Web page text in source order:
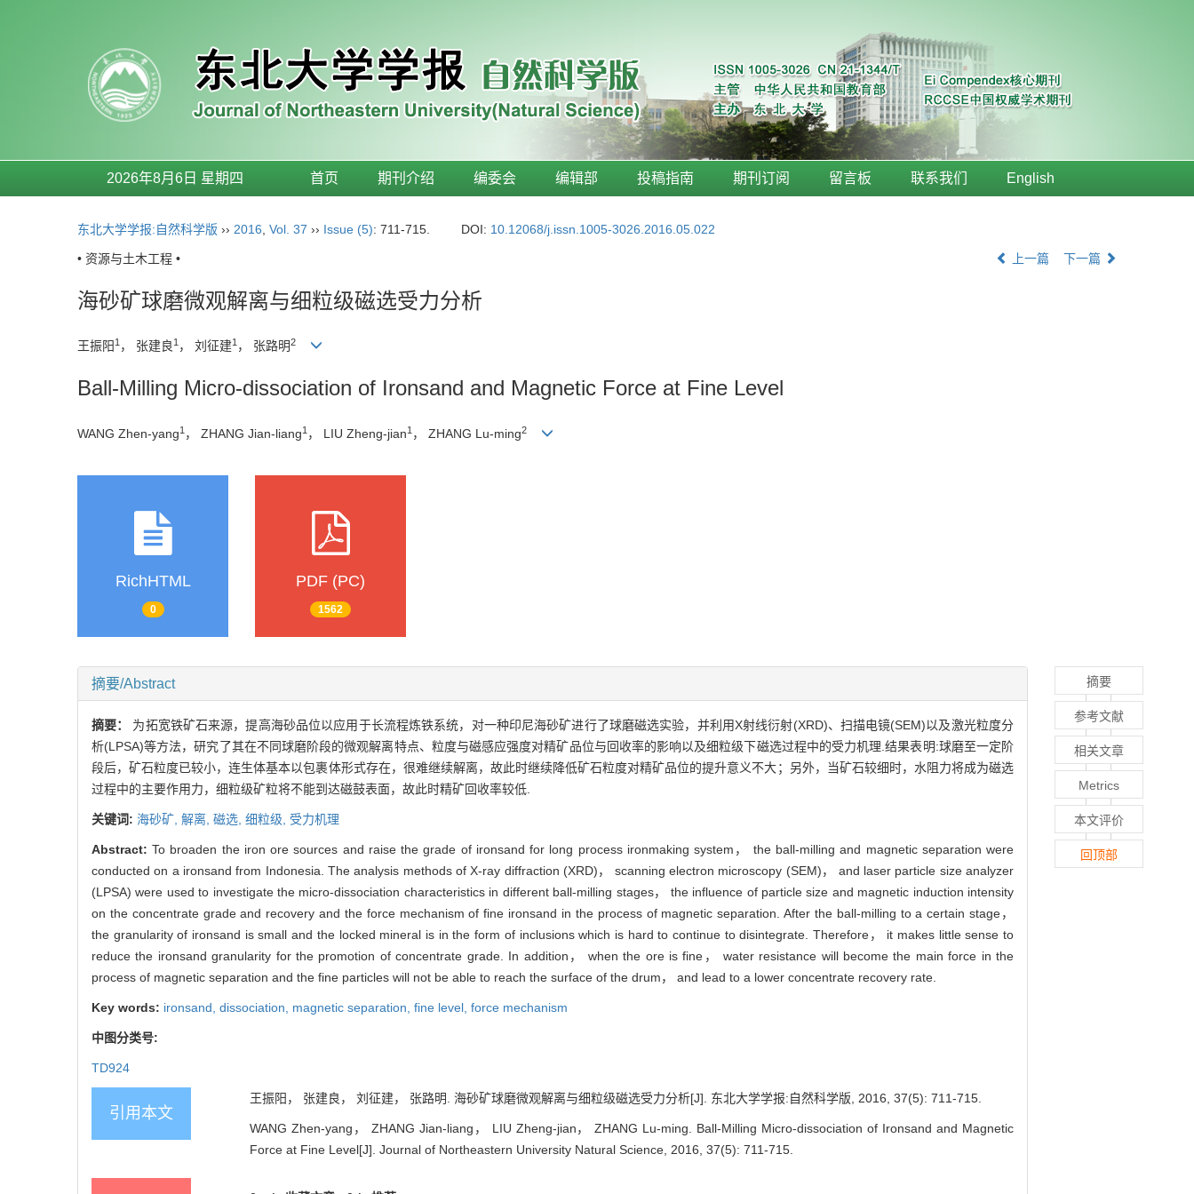
2026年8月6日 星期四 首页 期刊介绍 编委会 编辑部 投稿指南 期刊订阅 留言板 联系我们 English
东北大学学报:自然科学版 ›› 2016 Vol. 37 ›› Issue (5): 711-715. DOI: 10.12068/j.issn.1005-3026.2016.05.022
• 资源与土木工程 • 上一篇 下一篇
海砂矿球磨微观解离与细粒级磁选受力分析
王振阳 1 ， 张建良1 ， 刘征建1 ， 张路明2
Ball-Milling Micro-dissociation of Ironsand and Magnetic Force at Fine Level
WANG Zhen-yang1 ， ZHANG Jian-liang1 ， LIU Zheng-jian1 ， ZHANG Lu-ming2
RichHTML
0
PDF (PC)
1562
摘要/Abstract
摘要： 为拓宽铁矿石来源，提高海砂品位以应用于长流程炼铁系统，对一种印尼海砂矿进行了球磨磁选实验，并利用X射线衍射(XRD)、扫描电镜(SEM)以及激光粒度分
析(LPSA)等方法，研究了其在不同球磨阶段的微观解离特点、粒度与磁感应强度对精矿品位与回收率的影响以及细粒级下磁选过程中的受力机理.结果表明:球磨至一定阶
段后，矿石粒度已较小，连生体基本以包裹体形式存在，很难继续解离，故此时继续降低矿石粒度对精矿品位的提升意义不大；另外，当矿石较细时，水阻力将成为磁选
过程中的主要作用力，细粒级矿粒将不能到达磁鼓表面，故此时精矿回收率较低.
关键词: 海砂矿, 解离, 磁选, 细粒级, 受力机理
Abstract:To broaden the iron ore sources and raise the grade of ironsand for long process ironmaking system， the ball-milling and magnetic separation were
conducted on a ironsand from Indonesia. The analysis methods of X-ray diffraction (XRD)， scanning electron microscopy (SEM)， and laser particle size analyzer
(LPSA) were used to investigate the micro-dissociation characteristics in different ball-milling stages， the influence of particle size and magnetic induction intensity
on the concentrate grade and recovery and the force mechanism of fine ironsand in the process of magnetic separation. After the ball-milling to a certain stage，
the granularity of ironsand is small and the locked mineral is in the form of inclusions which is hard to continue to disintegrate. Therefore， it makes little sense to
reduce the ironsand granularity for the promotion of concentrate grade. In addition， when the ore is fine， water resistance will become the main force in the
process of magnetic separation and the fine particles will not be able to reach the surface of the drum， and lead to a lower concentrate recovery rate.
Key words: ironsand, dissociation, magnetic separation, fine level, force mechanism
中图分类号:
TD924
引用本文
王振阳， 张建良， 刘征建， 张路明. 海砂矿球磨微观解离与细粒级磁选受力分析[J]. 东北大学学报:自然科学版, 2016, 37(5): 711-715.
WANG Zhen-yang， ZHANG Jian-liang， LIU Zheng-jian， ZHANG Lu-ming. Ball-Milling Micro-dissociation of Ironsand and Magnetic
Force at Fine Level[J]. Journal of Northeastern University Natural Science, 2016, 37(5): 711-715.
摘要
参考文献
相关文章
Metrics
本文评价
回顶部